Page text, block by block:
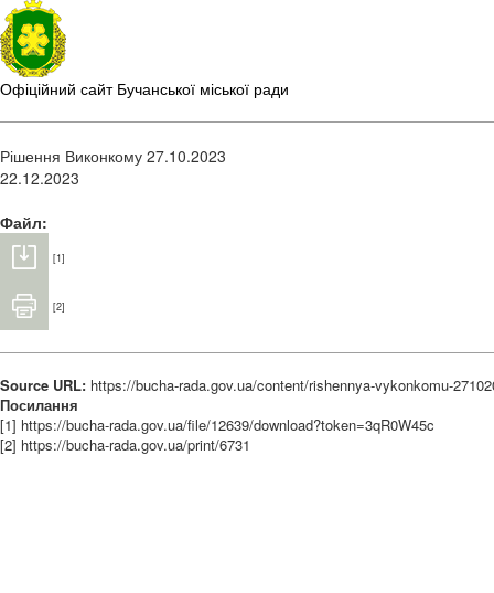
Офіційний сайт Бучанської міської ради
Рішення Виконкому 27.10.2023
22.12.2023
Файл:
[1]
[2]
Source URL: https://bucha-rada.gov.ua/content/rishennya-vykonkomu-
Посилання
[1] https://bucha-rada.gov.ua/file/12639/download?token=3qR0W45c
[2] https://bucha-rada.gov.ua/print/6731